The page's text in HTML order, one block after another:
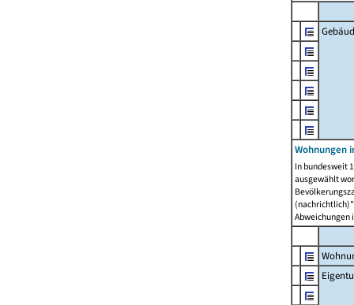
Wohnungen
In bundesweit
ausgewählt
Abweichungen